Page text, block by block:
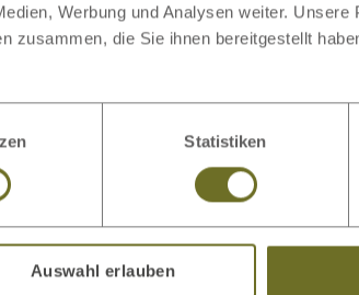
Werbung und Analysen weiter. Unsere
zusammen, die Sie ihnen bereitgestellt
Statistiken
Auswahl erlauben